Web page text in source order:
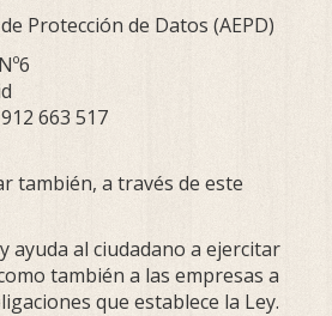
Protección de Datos (AEPD)
663 517
también, a través de este
ayuda al ciudadano a ejercitar
también a las empresas a
que establece la Ley.